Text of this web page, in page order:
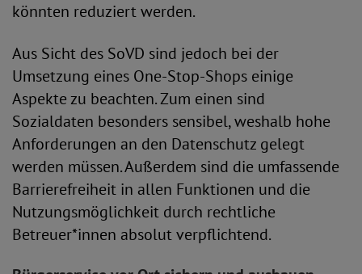
könnten reduziert werden.
Aus Sicht des SoVD sind jedoch bei der
Umsetzung eines One-Stop-Shops einige
Aspekte zu beachten. Zum einen sind
Sozialdaten besonders sensibel, weshalb hohe
Anforderungen an den Datenschutz gelegt
werden müssen. Außerdem sind die umfassende
Barrierefreiheit in allen Funktionen und die
Nutzungsmöglichkeit durch rechtliche
Betreuer*innen absolut verpflichtend.